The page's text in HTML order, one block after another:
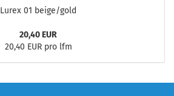
Lurex 01 beige/gold
20,40 EUR
20,40 EUR pro lfm